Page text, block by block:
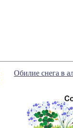
Обилие снега в